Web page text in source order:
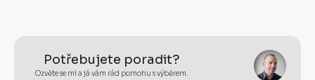
Potřebujete poradit?
Ozvěte se mi a já vám rád pomohu s výběrem.